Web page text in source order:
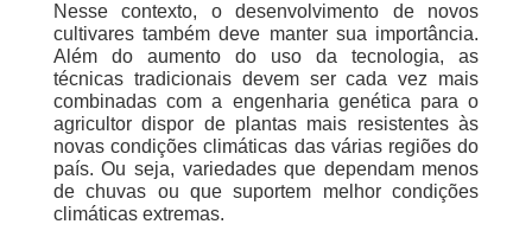
Nesse contexto, o desenvolvimento de novos
cultivares também deve manter sua importância.
Além do aumento do uso da tecnologia, as
técnicas tradicionais devem ser cada vez mais
combinadas com a engenharia genética para o
agricultor dispor de plantas mais resistentes às
novas condições climáticas das várias regiões do
país. Ou seja, variedades que dependam menos
de chuvas ou que suportem melhor condições
climáticas extremas.